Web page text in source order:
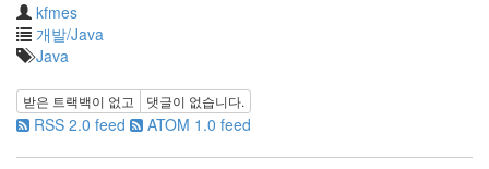
kfmes
개발/Java
Java
받은 트랙백이 없고 댓글이 없습니다.
RSS 2.0 feed ATOM 1.0 feed
온
android
모
리